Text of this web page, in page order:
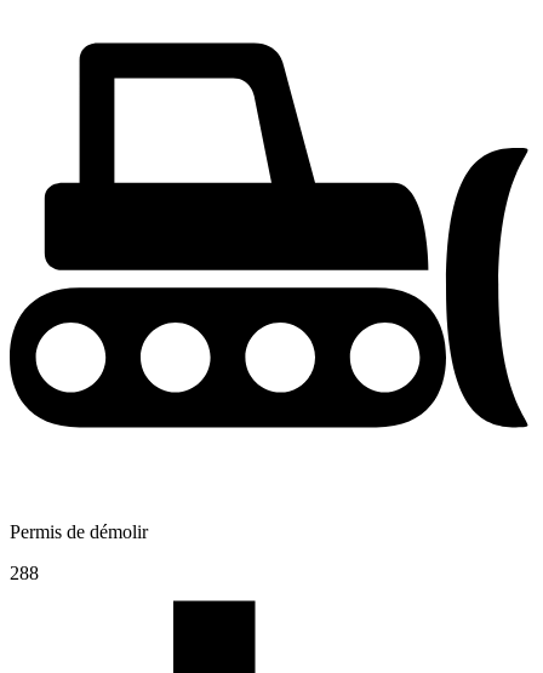
Permis de démolir
288